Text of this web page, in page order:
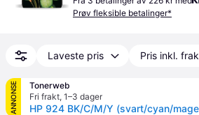
Prøv fleksible betalinger*
Laveste pris Pris inkl.
ANNONSE
Tonerweb
Fri frakt, 1–3 dager